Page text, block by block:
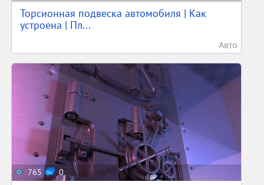
Торсионная подвеска автомобиля | Как
устроена | Пл...
Авто
765 0